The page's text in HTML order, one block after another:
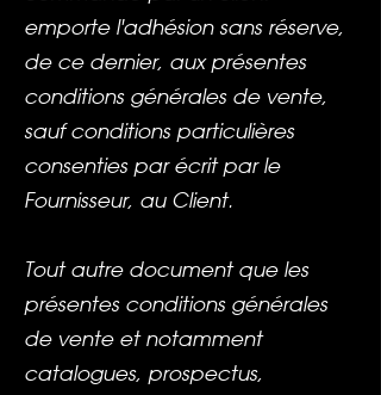
emporte l'adhésion sans réserve,
de ce dernier, aux présentes
conditions générales de vente,
sauf conditions particulières
consenties par écrit par le
Fournisseur, au Client.
Tout autre document que les
présentes conditions générales
de vente et notamment
catalogues, prospectus,